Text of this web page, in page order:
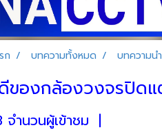
ก บทความทั้งหมด บทความน
ของกล้องวงจรปิดแ
จำนวนผู้เข้าชม |